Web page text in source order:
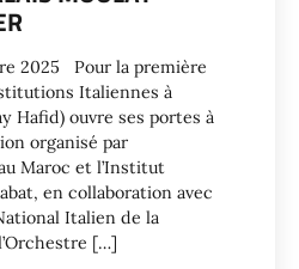
2025 Pour la première
Italiennes à
Hafid) ouvre ses portes à
organisé par
Maroc et l’Institut
en collaboration avec
Italien de la
[…]